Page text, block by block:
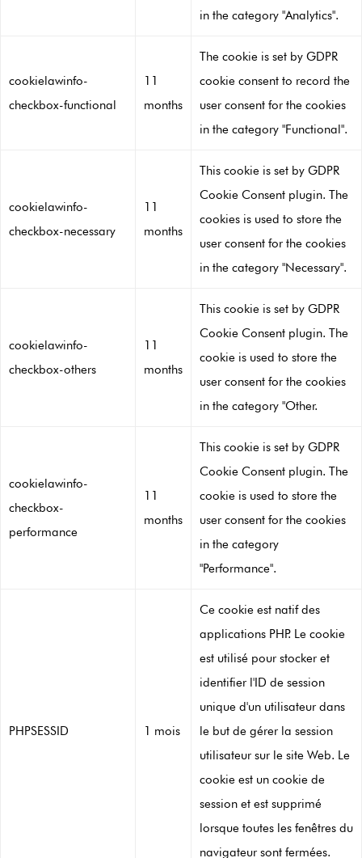
in the category "Analytics".
cookielawinfo-
checkbox-functional
11
months
The cookie is set by GDPR
cookie consent to record the
user consent for the cookies
in the category "Functional".
cookielawinfo-
checkbox-necessary
11
months
This cookie is set by GDPR
Cookie Consent plugin. The
cookies is used to store the
user consent for the cookies
in the category "Necessary".
cookielawinfo-
checkbox-others
11
months
This cookie is set by GDPR
Cookie Consent plugin. The
cookie is used to store the
user consent for the cookies
in the category "Other.
cookielawinfo-
checkbox-
performance
11
months
This cookie is set by GDPR
Cookie Consent plugin. The
cookie is used to store the
user consent for the cookies
in the category
"Performance".
PHPSESSID 1 mois
Ce cookie est natif des
applications PHP. Le cookie
est utilisé pour stocker et
identifier l'ID de session
unique d'un utilisateur dans
le but de gérer la session
utilisateur sur le site Web. Le
cookie est un cookie de
session et est supprimé
lorsque toutes les fenêtres du
navigateur sont fermées.